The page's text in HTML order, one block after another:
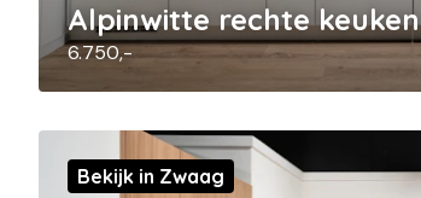
Alpinwitte rechte keuken
6.750,-
Bekijk in Zwaag